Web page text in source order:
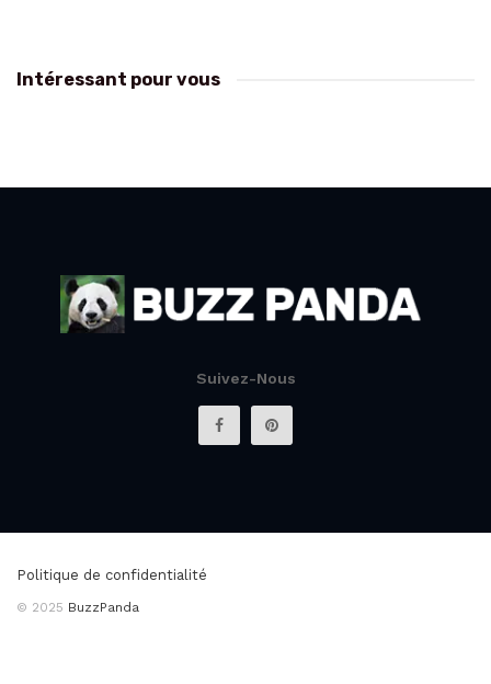
Intéressant pour vous
Suivez-Nous
Politique de confidentialité
© 2025 BuzzPanda